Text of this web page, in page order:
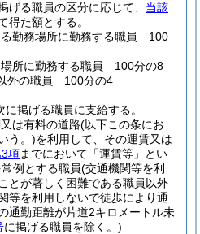
げる職員の区分に応じて、 当該
得た額とする。
勤務場所に勤務する職員 100
場所に勤務する職員 100分の8
外の職員 100分の4
掲げる職員に支給する。
は有料の道路(以下この条にお
う。)を利用して、その運賃又は
項までにおいて「運賃等」とい
例とする職員(交通機関等を利
とが著しく困難である職員以外
等を利用しないで徒歩により通
通勤距離が片道2キロメートル未
に掲げる職員を除く。)